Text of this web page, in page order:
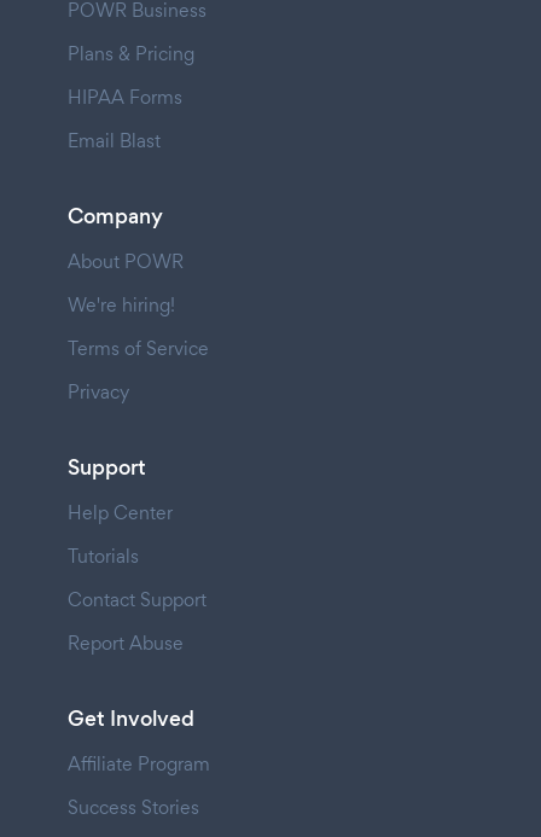
POWR Business
Plans & Pricing
HIPAA Forms
Email Blast
Company
About POWR
We're hiring!
Terms of Service
Privacy
Support
Help Center
Tutorials
Contact Support
Report Abuse
Get Involved
Affiliate Program
Success Stories